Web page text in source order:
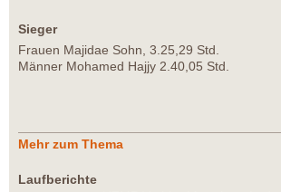
Sieger
Frauen Majidae Sohn, 3.25,29 Std.
Männer Mohamed Hajjy 2.40,05 Std.
Mehr zum Thema
Laufberichte